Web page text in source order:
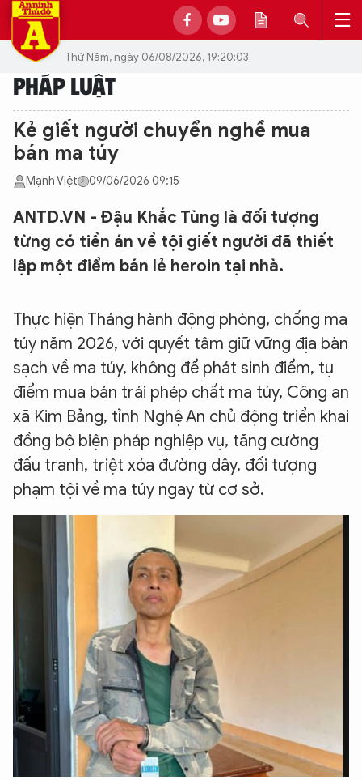
Thứ Năm, ngày 06/08/2026, 19:20:03
PHÁP LUẬT
Kẻ giết người chuyển nghề mua
bán ma túy
Mạnh Việt 09/06/2026 09:15
ANTD.VN - Đậu Khắc Tùng là đối tượng
từng có tiền án về tội giết người đã thiết
lập một điểm bán lẻ heroin tại nhà.
Thực hiện Tháng hành động phòng, chống ma
túy năm 2026, với quyết tâm giữ vững địa bàn
sạch về ma túy, không để phát sinh điểm, tụ
điểm mua bán trái phép chất ma túy, Công an
xã Kim Bảng, tỉnh Nghệ An chủ động triển khai
đồng bộ biện pháp nghiệp vụ, tăng cường
đấu tranh, triệt xóa đường dây, đối tượng
phạm tội về ma túy ngay từ cơ sở.